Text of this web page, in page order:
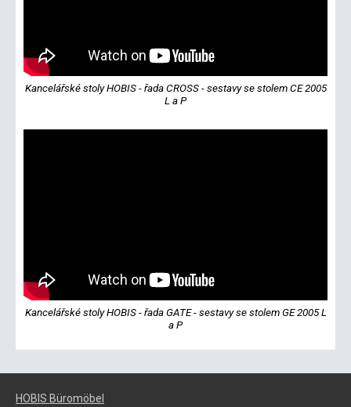
Kancelářské stoly HOBIS - řada CROSS - sestavy se stolem CE 2005
L a P
Kancelářské stoly HOBIS - řada GATE - sestavy se stolem GE 2005 L
a P
HOBIS Büromöbel